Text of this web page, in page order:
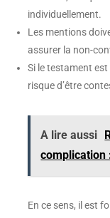
individuellement.
Les mentions
assurer la non-
Si le testament
risque d’être
A lire aussi
complication
En ce sens, il est